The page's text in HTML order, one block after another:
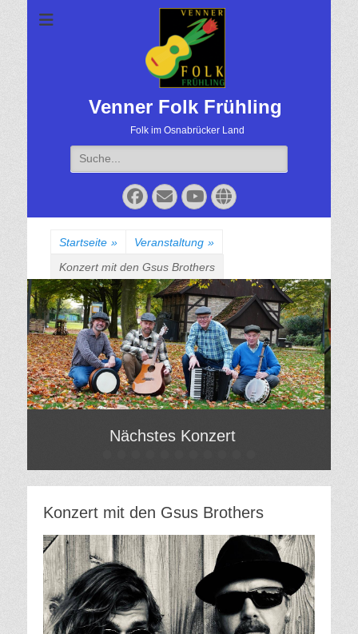
Venner Folk Frühling
Folk im Osnabrücker Land
Suche
für:
Facebook
EmailYouTube
Website
Startseite » Veranstaltung »
Konzert mit den Gsus Brothers
Nächstes Konzert
am
Von
Gatzweiler
Konzert mit den Gsus Brothers